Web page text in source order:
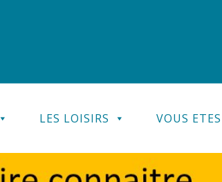
LES LOISIRS VOUS ETES